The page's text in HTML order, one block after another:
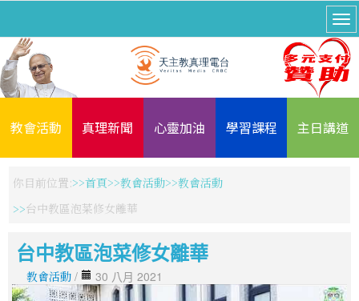
教會活動 真理新聞 心靈加油 學習課程 主日講道
你目前位置: 首頁 教會活動
教會活動
台中教區泡菜修女離華
台中教區泡菜修女離華
教會活動 / 30 八月 2021